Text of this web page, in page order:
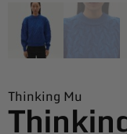
Thinking Mu